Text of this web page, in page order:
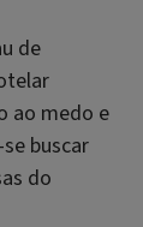
de
ao medo e
buscar
do